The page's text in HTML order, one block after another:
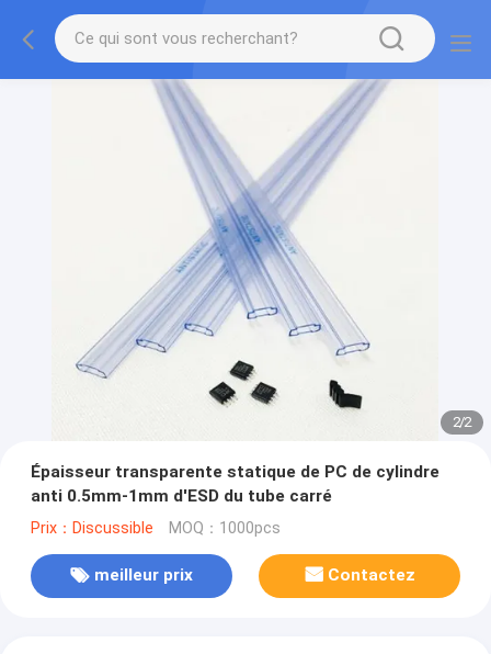
2/2
Épaisseur transparente statique de PC de cylindre
anti 0.5mm-1mm d'ESD du tube carré
Prix：Discussible MOQ：1000pcs
meilleur prix Contactez